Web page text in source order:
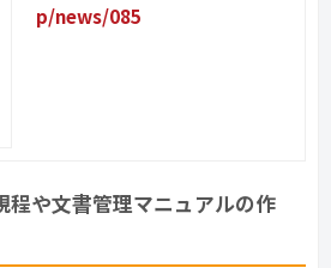
p/news/085
や文書管理マニュアルの作